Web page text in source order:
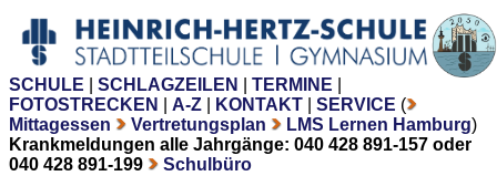
SCHULE SCHLAGZEILEN TERMINE
FOTOSTRECKEN
A-Z KONTAKT SERVICE (
Mittagessen
Vertretungsplan LMS Lernen Hamburg)
Krankmeldungen alle Jahrgänge: 040 428 891-157 oder
040 428 891-199
Schulbüro